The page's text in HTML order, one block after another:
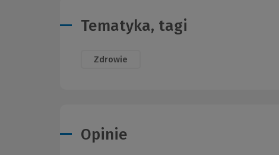
Tematyka, tagi
Zdrowie
Opinie